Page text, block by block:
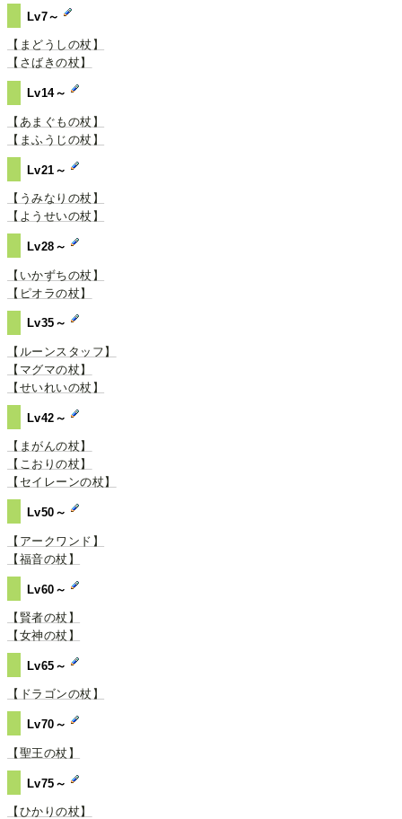
Lv7～
【まどうしの杖】
【さばきの杖】
Lv14～
【あまぐもの杖】
【まふうじの杖】
Lv21～
【うみなりの杖】
【ようせいの杖】
Lv28～
【いかずちの杖】
【ピオラの杖】
Lv35～
【ルーンスタッフ】
【マグマの杖】
【せいれいの杖】
Lv42～
【まがんの杖】
【こおりの杖】
【セイレーンの杖】
Lv50～
【アークワンド】
【福音の杖】
Lv60～
【賢者の杖】
【女神の杖】
Lv65～
【ドラゴンの杖】
Lv70～
【聖王の杖】
Lv75～
【ひかりの杖】